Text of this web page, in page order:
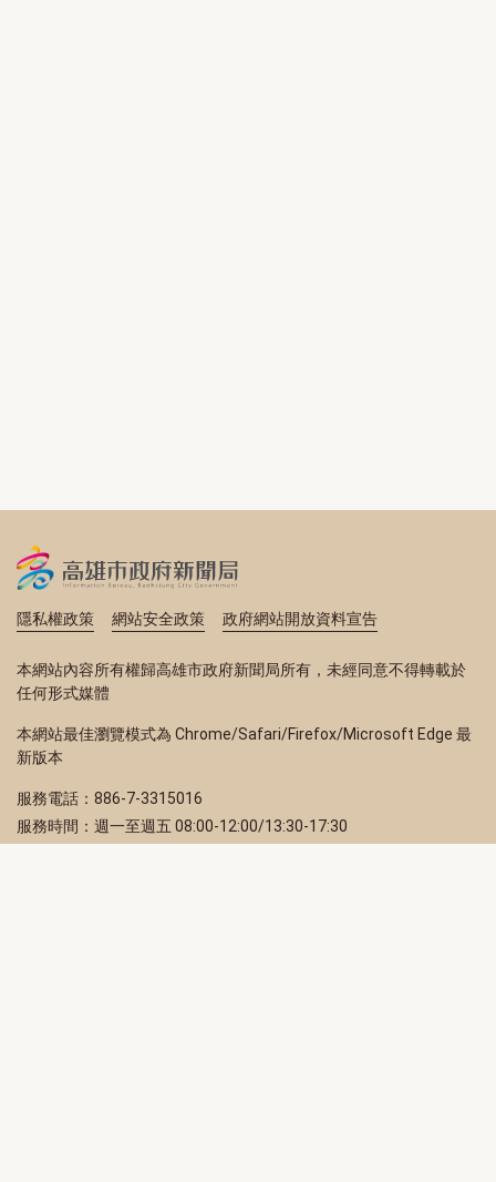
隱私權政策 網站安全政策 政府網站開放資料宣告
本網站內容所有權歸高雄市政府新聞局所有，未經同意不得轉載於
任何形式媒體
本網站最佳瀏覽模式為 Chrome/Safari/Firefox/Microsoft Edge 最
新版本
服務電話：886-7-3315016
服務時間：週一至週五 08:00-12:00/13:30-17:30